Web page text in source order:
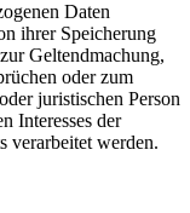
Daten
ihrer Speicherung
Geltendmachung,
oder zum
juristischen Person
Interesses der
verarbeitet werden.